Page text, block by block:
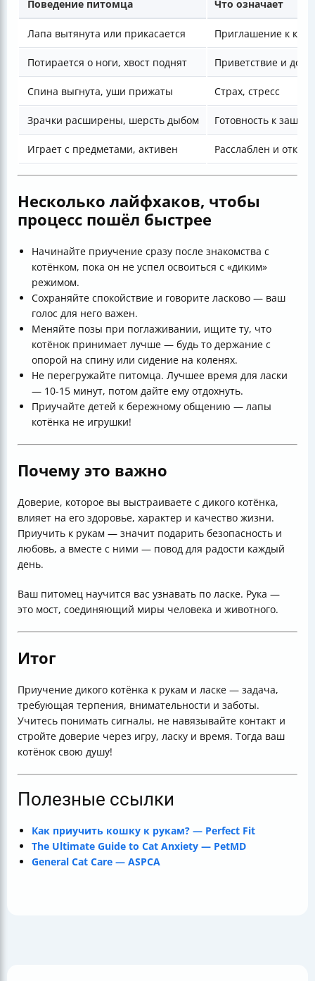
Поведение питомца Что означает
Лапа вытянута или прикасается Приглашение к
Потирается о ноги, хвост поднят Приветствие и
Спина выгнута, уши прижаты Страх, стресс
Зрачки расширены, шерсть дыбом Готовность к защите
Играет с предметами, активен Расслаблен и
Несколько лайфхаков, чтобы
процесс пошёл быстрее
Начинайте приучение сразу после знакомства с
котёнком, пока он не успел освоиться с «диким»
режимом.
Сохраняйте спокойствие и говорите ласково — ваш
голос для него важен.
Меняйте позы при поглаживании, ищите ту, что
котёнок принимает лучше — будь то держание с
опорой на спину или сидение на коленях.
Не перегружайте питомца. Лучшее время для ласки
— 10-15 минут, потом дайте ему отдохнуть.
Приучайте детей к бережному общению — лапы
котёнка не игрушки!
Почему это важно
Доверие, которое вы выстраиваете с дикого котёнка,
влияет на его здоровье, характер и качество жизни.
Приучить к рукам — значит подарить безопасность и
любовь, а вместе с ними — повод для радости каждый
день.
Ваш питомец научится вас узнавать по ласке. Рука —
это мост, соединяющий миры человека и животного.
Итог
Приучение дикого котёнка к рукам и ласке — задача,
требующая терпения, внимательности и заботы.
Учитесь понимать сигналы, не навязывайте контакт и
стройте доверие через игру, ласку и время. Тогда ваш
котёнок свою душу!
Полезные ссылки
Как приучить кошку к рукам? — Perfect Fit
The Ultimate Guide to Cat Anxiety — PetMD
General Cat Care — ASPCA